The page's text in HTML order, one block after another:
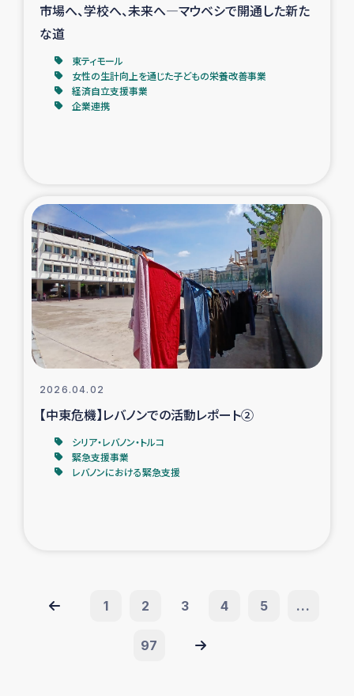
市場へ、学校へ、未来へ―マウベシで開通した新た
な道
東ティモール
女性の生計向上を通じた子どもの栄養改善事業
経済自立支援事業
企業連携
2026.04.02
【中東危機】レバノンでの活動レポート②
シリア・レバノン・トルコ
緊急支援事業
レバノンにおける緊急支援
1 2 3 4 5 ...
97